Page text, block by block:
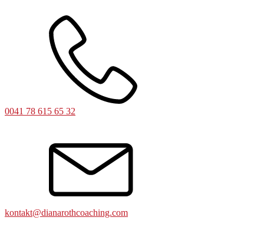
0041 78 615 65 32
kontakt@dianarothcoaching.com